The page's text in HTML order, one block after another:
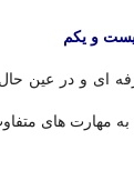
و یکم
ای و در عین
مهارت های